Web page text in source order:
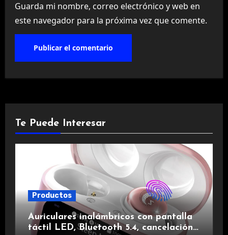
Guarda mi nombre, correo electrónico y web en
este navegador para la próxima vez que comente.
Te Puede Interesar
Productos
Auriculares inalámbricos con pantalla
táctil LED, Bluetooth 5.4, cancelación